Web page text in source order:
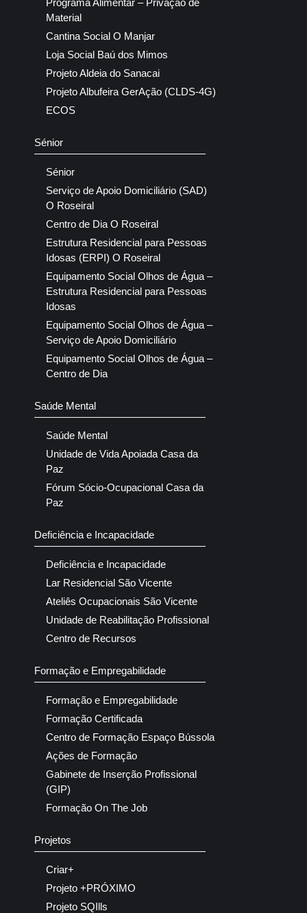
Material
Cantina Social O Manjar
Loja Social Baú dos Mimos
Projeto Aldeia do Sanacai
Projeto Albufeira GerAção (CLDS-4G)
ECOS
Sénior
Sénior
Serviço de Apoio Domiciliário (SAD)
O Roseiral
Centro de Dia O Roseiral
Estrutura Residencial para Pessoas
Idosas (ERPI) O Roseiral
Equipamento Social Olhos de Água –
Estrutura Residencial para Pessoas
Idosas
Equipamento Social Olhos de Água –
Serviço de Apoio Domiciliário
Equipamento Social Olhos de Água –
Centro de Dia
Saúde Mental
Saúde Mental
Unidade de Vida Apoiada Casa da
Paz
Fórum Sócio-Ocupacional Casa da
Paz
Deficiência e Incapacidade
Deficiência e Incapacidade
Lar Residencial São Vicente
Ateliês Ocupacionais São Vicente
Unidade de Reabilitação Profissional
Centro de Recursos
Formação e Empregabilidade
Formação e Empregabilidade
Formação Certificada
Centro de Formação Espaço Bússola
Ações de Formação
Gabinete de Inserção Profissional
(GIP)
Formação On The Job
Projetos
Criar+
Projeto +PRÓXIMO
Projeto SQIlls